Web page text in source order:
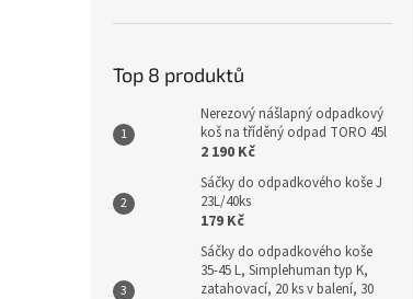
Top 8 produktů
Nerezový nášlapný odpadkový
koš na tříděný odpad TORO 45l
2 190 Kč
Sáčky do odpadkového koše J
23L/40ks
179 Kč
Sáčky do odpadkového koše
35-45 L, Simplehuman typ K,
zatahovací, 20 ks v balení, 30